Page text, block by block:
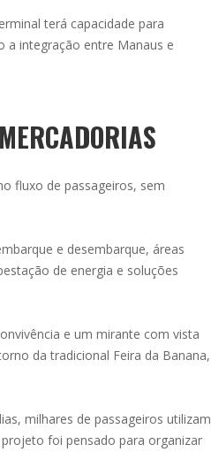
terá capacidade para
a integração entre Manaus e
fluxo de passageiros, sem
e desembarque, áreas
de energia e soluções
e um mirante com vista
da tradicional Feira da Banana,
milhares de passageiros utilizam
foi pensado para organizar